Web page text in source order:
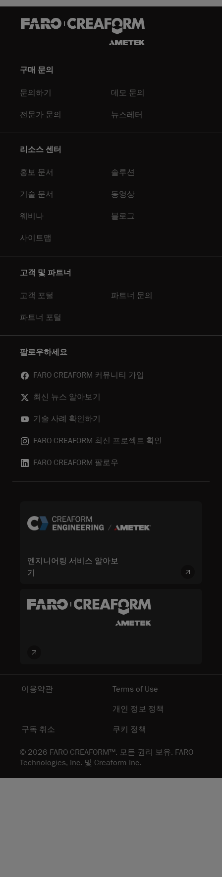
구매 문의
문의하기 데모 문의
전문가 문의 뉴스레터
리소스 센터
홍보 문서 솔루션
기술 문서 동영상
웨비나 블로그
사이트맵
고객 및 파트너
고객 포털 파트너 문의
파트너 포털
팔로우하세요
FARO CREAFORM 커뮤니티 가입
최신 뉴스 알아보기
기술 사례 확인하기
FARO CREAFORM 최신 프로젝트 확인
FARO CREAFORM 팔로우
엔지니어링 서비스 알아보
기
© 2026 FARO CREAFORM™. 모든 권리 보유. FARO
Technologies, Inc. 및 Creaform Inc.
이용약관
Terms of Use
개인 정보 정책
구독 취소 쿠키 정책